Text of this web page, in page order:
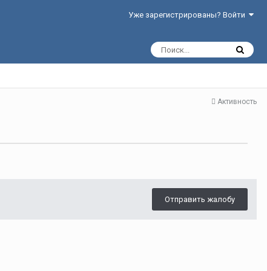
Уже зарегистрированы? Войти
Активность
Отправить жалобу